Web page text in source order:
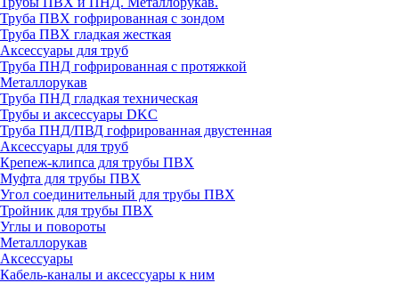
Труба ПВХ гофрированная с зондом
Труба ПВХ гладкая жесткая
Аксессуары для труб
Труба ПНД гофрированная с протяжкой
Металлорукав
Труба ПНД гладкая техническая
Трубы и аксессуары DKC
Труба ПНД/ПВД гофрированная двустенная
Аксессуары для труб
Крепеж-клипса для трубы ПВХ
Муфта для трубы ПВХ
Угол соединительный для трубы ПВХ
Тройник для трубы ПВХ
Углы и повороты
Металлорукав
Аксессуары
Кабель-каналы и аксессуары к ним